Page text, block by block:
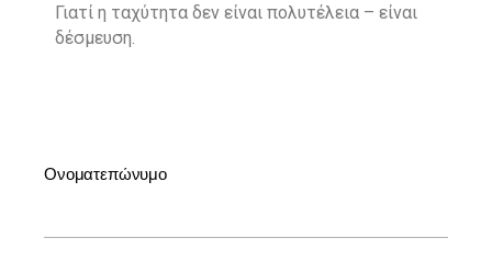
Γιατί η ταχύτητα δεν είναι πολυτέλεια – είναι
δέσμευση.
Ονοματεπώνυμο